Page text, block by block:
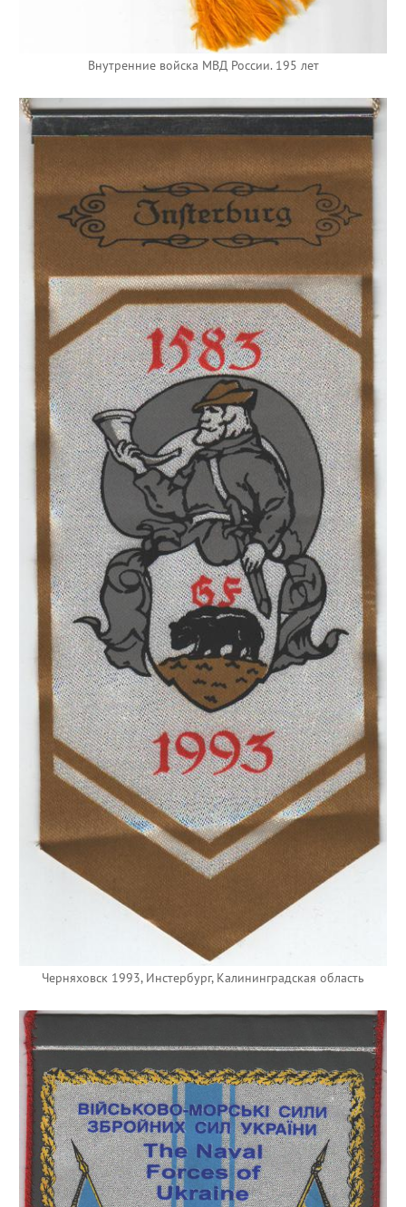
Внутренние войска МВД России. 195 лет
Черняховск 1993, Инстербург, Калининградская область